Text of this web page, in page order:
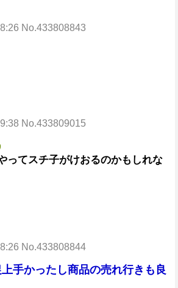
No.433808843
No.433809015
ってスチ子がけおるのかもしれな
No.433808844
手かったし商品の売れ行きも良